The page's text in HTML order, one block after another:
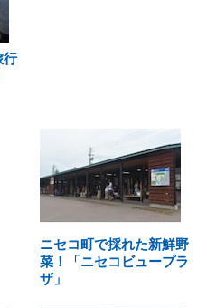
行
ニセコ町で採れた新鮮野
菜！「ニセコビュープラ
ザ」